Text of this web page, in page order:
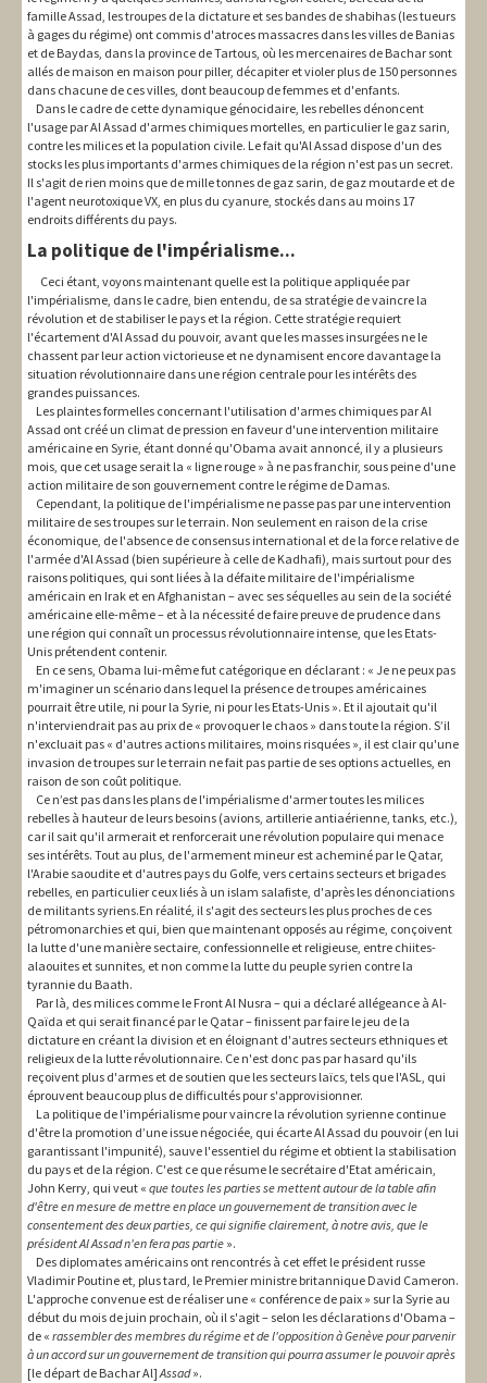
famille Assad, les troupes de la dictature et ses bandes de shabihas (les tueurs
à gages du régime) ont commis d'atroces massacres dans les villes de Banias
et de Baydas, dans la province de Tartous, où les mercenaires de Bachar sont
allés de maison en maison pour piller, décapiter et violer plus de 150 personnes
dans chacune de ces villes, dont beaucoup de femmes et d'enfants.
Dans le cadre de cette dynamique génocidaire, les rebelles dénoncent
l'usage par Al Assad d'armes chimiques mortelles, en particulier le gaz sarin,
contre les milices et la population civile. Le fait qu'Al Assad dispose d'un des
stocks les plus importants d'armes chimiques de la région n'est pas un secret.
Il s'agit de rien moins que de mille tonnes de gaz sarin, de gaz moutarde et de
l'agent neurotoxique VX, en plus du cyanure, stockés dans au moins 17
endroits différents du pays.
La politique de l'impérialisme...
Ceci étant, voyons maintenant quelle est la politique appliquée par
l'impérialisme, dans le cadre, bien entendu, de sa stratégie de vaincre la
révolution et de stabiliser le pays et la région. Cette stratégie requiert
l'écartement d'Al Assad du pouvoir, avant que les masses insurgées ne le
chassent par leur action victorieuse et ne dynamisent encore davantage la
situation révolutionnaire dans une région centrale pour les intérêts des
grandes puissances.
Les plaintes formelles concernant l'utilisation d'armes chimiques par Al
Assad ont créé un climat de pression en faveur d'une intervention militaire
américaine en Syrie, étant donné qu'Obama avait annoncé, il y a plusieurs
mois, que cet usage serait la « ligne rouge » à ne pas franchir, sous peine d'une
action militaire de son gouvernement contre le régime de Damas.
Cependant, la politique de l'impérialisme ne passe pas par une intervention
militaire de ses troupes sur le terrain. Non seulement en raison de la crise
économique, de l'absence de consensus international et de la force relative de
l'armée d'Al Assad (bien supérieure à celle de Kadhafi), mais surtout pour des
raisons politiques, qui sont liées à la défaite militaire de l'impérialisme
américain en Irak et en Afghanistan – avec ses séquelles au sein de la société
américaine elle-même – et à la nécessité de faire preuve de prudence dans
une région qui connaît un processus révolutionnaire intense, que les Etats-
Unis prétendent contenir.
En ce sens, Obama lui-même fut catégorique en déclarant : « Je ne peux pas
m'imaginer un scénario dans lequel la présence de troupes américaines
pourrait être utile, ni pour la Syrie, ni pour les Etats-Unis ». Et il ajoutait qu'il
n'interviendrait pas au prix de « provoquer le chaos » dans toute la région. S’il
n'excluait pas « d'autres actions militaires, moins risquées », il est clair qu'une
invasion de troupes sur le terrain ne fait pas partie de ses options actuelles, en
raison de son coût politique.
Ce n’est pas dans les plans de l'impérialisme d'armer toutes les milices
rebelles à hauteur de leurs besoins (avions, artillerie antiaérienne, tanks, etc.),
car il sait qu'il armerait et renforcerait une révolution populaire qui menace
ses intérêts. Tout au plus, de l'armement mineur est acheminé par le Qatar,
l'Arabie saoudite et d'autres pays du Golfe, vers certains secteurs et brigades
rebelles, en particulier ceux liés à un islam salafiste, d'après les dénonciations
de militants syriens.En réalité, il s'agit des secteurs les plus proches de ces
pétromonarchies et qui, bien que maintenant opposés au régime, conçoivent
la lutte d'une manière sectaire, confessionnelle et religieuse, entre chiites-
alaouites et sunnites, et non comme la lutte du peuple syrien contre la
tyrannie du Baath.
Par là, des milices comme le Front Al Nusra – qui a déclaré allégeance à Al-
Qaïda et qui serait financé par le Qatar – finissent par faire le jeu de la
dictature en créant la division et en éloignant d'autres secteurs ethniques et
religieux de la lutte révolutionnaire. Ce n'est donc pas par hasard qu'ils
reçoivent plus d'armes et de soutien que les secteurs laïcs, tels que l'ASL, qui
éprouvent beaucoup plus de difficultés pour s'approvisionner.
La politique de l'impérialisme pour vaincre la révolution syrienne continue
d'être la promotion d’une issue négociée, qui écarte Al Assad du pouvoir (en lui
garantissant l'impunité), sauve l'essentiel du régime et obtient la stabilisation
du pays et de la région. C'est ce que résume le secrétaire d'Etat américain,
John Kerry, qui veut « que toutes les parties se mettent autour de la table afin
d'être en mesure de mettre en place un gouvernement de transition avec le
consentement des deux parties, ce qui signifie clairement, à notre avis, que le
président Al Assad n'en fera pas partie ».
Des diplomates américains ont rencontrés à cet effet le président russe
Vladimir Poutine et, plus tard, le Premier ministre britannique David Cameron.
L'approche convenue est de réaliser une « conférence de paix » sur la Syrie au
début du mois de juin prochain, où il s'agit – selon les déclarations d'Obama –
de « rassembler des membres du régime et de l'opposition à Genève pour parvenir
à un accord sur un gouvernement de transition qui pourra assumer le pouvoir après
[le départ de Bachar Al]Assad».